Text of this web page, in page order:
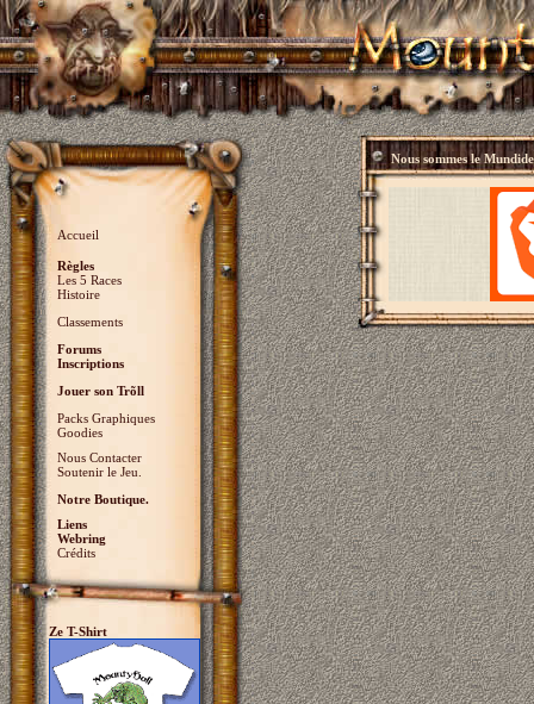
Accueil
Règles
Les 5 Races
Histoire
Classements
Forums
Inscriptions
Jouer son Trõll
Packs Graphiques
Goodies
Nous Contacter
Soutenir le Jeu.
Notre Boutique.
Liens
Webring
Crédits
Ze T-Shirt
Nous sommes le